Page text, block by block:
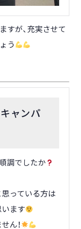
すが、充実させて
う
ャンパ
調でしたか
っている方は
ます
ん！